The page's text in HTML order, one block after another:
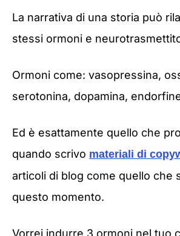
La narrativa di una storia può
stessi ormoni e
Ormoni come: vasopressina,
serotonina, dopamina,
Ed è esattamente quello che
quando scrivo materiali di
articoli di blog come quello che
questo momento.
Vorrei indurre 3 ormoni nel tuo